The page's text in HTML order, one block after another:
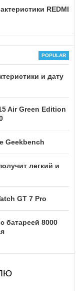
REDMI
и дату
Air Green Edition
Geekbench
легкий и
GT 7 Pro
батареей 8000